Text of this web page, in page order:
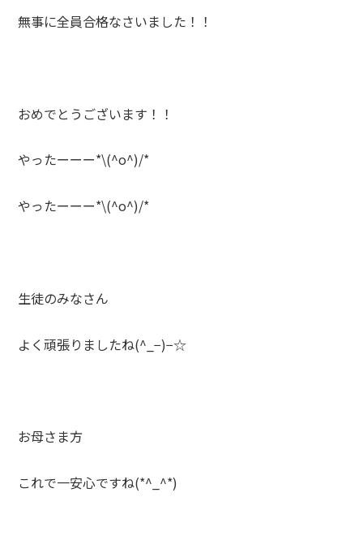
無事に全員合格なさいました！！
おめでとうございます！！
やったーーー*\(^o^)/*
やったーーー*\(^o^)/*
生徒のみなさん
よく頑張りましたね(^_−)−☆
お母さま方
これで一安心ですね(*^_^*)